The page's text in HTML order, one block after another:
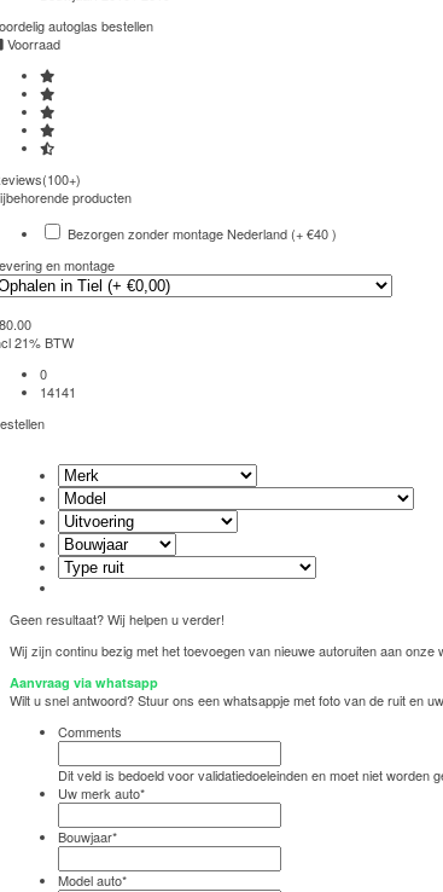
autoglas bestellen
Voorraad
producten
Bezorgen zonder montage Nederland (+ €40 )
en montage
21% BTW
0
14141
Geen resultaat? Wij helpen u verder!
Wij zijn continu bezig met het toevoegen van nieuwe autoruiten aan
Aanvraag via whatsapp
Wilt u snel antwoord? Stuur ons een whatsappje met foto van de ruit en
Comments
Dit veld is bedoeld voor validatiedoeleinden en moet niet worden
Uw merk auto*
Bouwjaar*
Model auto*